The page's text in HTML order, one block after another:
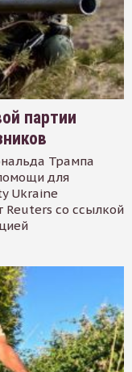
партии
Трампа
для
Ukraine
Reuters со ссылкой